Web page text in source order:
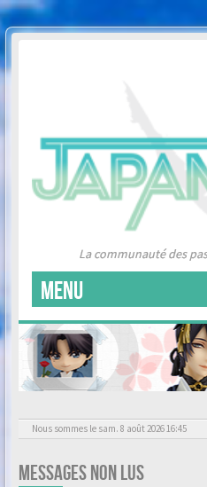
La communauté des
MENU
Nous sommes le sam. 8 août 2026 16:45
MESSAGES NON LUS